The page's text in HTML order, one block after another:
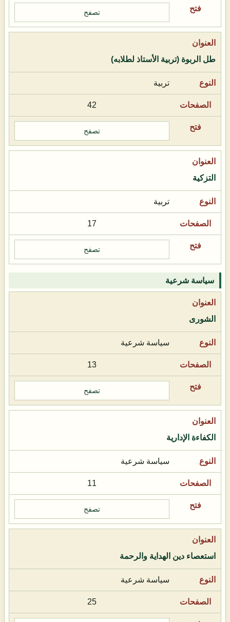
تصفح
طل الربوة (تربية الأستاذ لطلابه)
تربية
42
تصفح
التزكية
تربية
17
تصفح
سياسة شرعية
الشورى
سياسة شرعية
13
تصفح
الكفاءة الإدارية
سياسة شرعية
11
تصفح
استعصاء دين الهداية والرحمة
سياسة شرعية
25